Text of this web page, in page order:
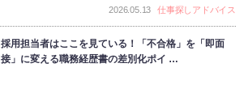
2026.05.13 仕事探しアドバイス
採用担当者はここを見ている！「不合格」を「即面
接」に変える職務経歴書の差別化ポイ …